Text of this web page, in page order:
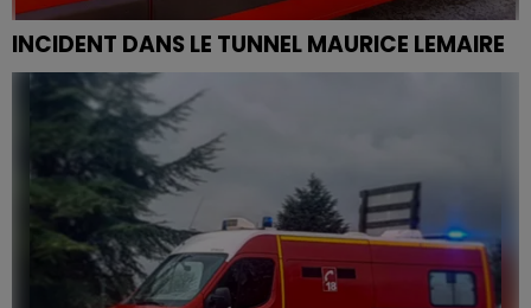
INCIDENT DANS LE TUNNEL MAURICE LEMAIRE
Le tunnel Maurice Lemaire est fermé à la circulation
en raison d'un incident ce mercredi après-midi.